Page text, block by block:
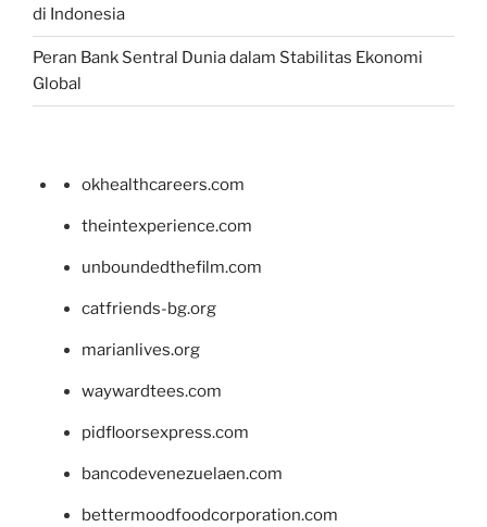
di Indonesia
Peran Bank Sentral Dunia dalam Stabilitas Ekonomi
Global
okhealthcareers.com
theintexperience.com
unboundedthefilm.com
catfriends-bg.org
marianlives.org
waywardtees.com
pidfloorsexpress.com
bancodevenezuelaen.com
bettermoodfoodcorporation.com